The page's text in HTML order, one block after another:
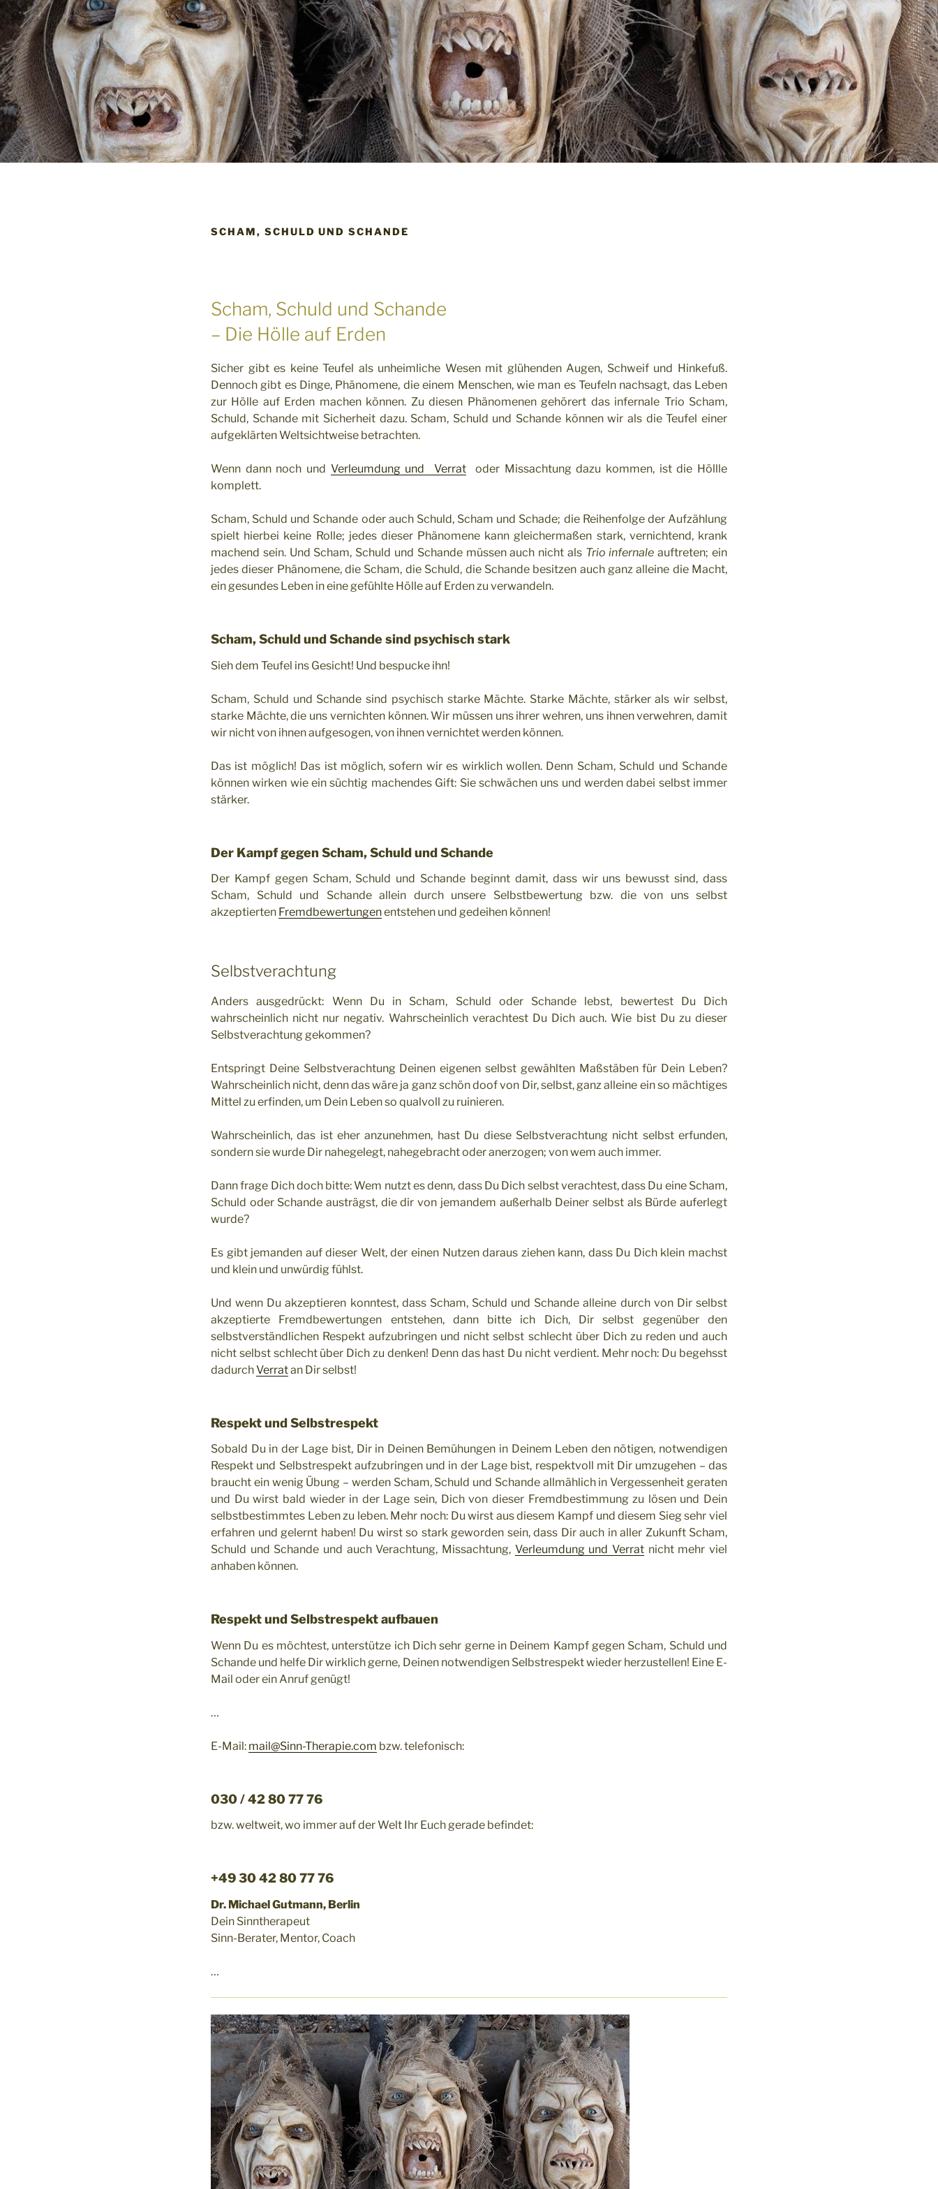
SCHAM, SCHULD UND SCHANDE
Scham, Schuld und Schande
– Die Hölle auf Erden
Sicher gibt es keine Teufel als unheimliche Wesen mit glühenden Augen, Schweif und Hinkefuß.
Dennoch gibt es Dinge, Phänomene, die einem Menschen, wie man es Teufeln nachsagt, das Leben
zur Hölle auf Erden machen können. Zu diesen Phänomenen gehörert das infernale Trio Scham,
Schuld, Schande mit Sicherheit dazu. Scham, Schuld und Schande können wir als die Teufel einer
aufgeklärten Weltsichtweise betrachten.
Wenn dann noch und Verleumdung und Verratoder Missachtung dazu kommen, ist die Höllle
komplett.
Scham, Schuld und Schande oder auch Schuld, Scham und Schade; die Reihenfolge der Aufzählung
spielt hierbei keine Rolle; jedes dieser Phänomene kann gleichermaßen stark, vernichtend, krank
machend sein. Und Scham, Schuld und Schande müssen auch nicht als Trio infernale auftreten; ein
jedes dieser Phänomene, die Scham, die Schuld, die Schande besitzen auch ganz alleine die Macht,
ein gesundes Leben in eine gefühlte Hölle auf Erden zu verwandeln.
Scham, Schuld und Schande sind psychisch stark
Sieh dem Teufel ins Gesicht! Und bespucke ihn!
Scham, Schuld und Schande sind psychisch starke Mächte. Starke Mächte, stärker als wir selbst,
starke Mächte, die uns vernichten können. Wir müssen uns ihrer wehren, uns ihnen verwehren, damit
wir nicht von ihnen aufgesogen, von ihnen vernichtet werden können.
Das ist möglich! Das ist möglich, sofern wir es wirklich wollen. Denn Scham, Schuld und Schande
können wirken wie ein süchtig machendes Gift: Sie schwächen uns und werden dabei selbst immer
stärker.
Der Kampf gegen Scham, Schuld und Schande
Der Kampf gegen Scham, Schuld und Schande beginnt damit, dass wir uns bewusst sind, dass
Scham, Schuld und Schande allein durch unsere Selbstbewertung bzw. die von uns selbst
akzeptierten Fremdbewertungenentstehen und gedeihen können!
Selbstverachtung
Anders ausgedrückt: Wenn Du in Scham, Schuld oder Schande lebst, bewertest Du Dich
wahrscheinlich nicht nur negativ. Wahrscheinlich verachtest Du Dich auch. Wie bist Du zu dieser
Selbstverachtung gekommen?
Entspringt Deine Selbstverachtung Deinen eigenen selbst gewählten Maßstäben für Dein Leben?
Wahrscheinlich nicht, denn das wäre ja ganz schön doof von Dir, selbst, ganz alleine ein so mächtiges
Mittel zu erfinden, um Dein Leben so qualvoll zu ruinieren.
Wahrscheinlich, das ist eher anzunehmen, hast Du diese Selbstverachtung nicht selbst erfunden,
sondern sie wurde Dir nahegelegt, nahegebracht oder anerzogen; von wem auch immer.
Dann frage Dich doch bitte: Wem nutzt es denn, dass Du Dich selbst verachtest, dass Du eine Scham,
Schuld oder Schande austrägst, die dir von jemandem außerhalb Deiner selbst als Bürde auferlegt
wurde?
Es gibt jemanden auf dieser Welt, der einen Nutzen daraus ziehen kann, dass Du Dich klein machst
und klein und unwürdig fühlst.
Und wenn Du akzeptieren konntest, dass Scham, Schuld und Schande alleine durch von Dir selbst
akzeptierte Fremdbewertungen entstehen, dann bitte ich Dich, Dir selbst gegenüber den
selbstverständlichen Respekt aufzubringen und nicht selbst schlecht über Dich zu reden und auch
nicht selbst schlecht über Dich zu denken! Denn das hast Du nicht verdient. Mehr noch: Du begehsst
dadurchVerratan Dir selbst!
Respekt und Selbstrespekt
Sobald Du in der Lage bist, Dir in Deinen Bemühungen in Deinem Leben den nötigen, notwendigen
Respekt und Selbstrespekt aufzubringen und in der Lage bist, respektvoll mit Dir umzugehen – das
braucht ein wenig Übung – werden Scham, Schuld und Schande allmählich in Vergessenheit geraten
und Du wirst bald wieder in der Lage sein, Dich von dieser Fremdbestimmung zu lösen und Dein
selbstbestimmtes Leben zu leben. Mehr noch: Du wirst aus diesem Kampf und diesem Sieg sehr viel
erfahren und gelernt haben! Du wirst so stark geworden sein, dass Dir auch in aller Zukunft Scham,
Schuld und Schande und auch Verachtung, Missachtung, Verleumdung und Verrat nicht mehr viel
anhaben können.
Respekt und Selbstrespekt aufbauen
Wenn Du es möchtest, unterstütze ich Dich sehr gerne in Deinem Kampf gegen Scham, Schuld und
Schande und helfe Dir wirklich gerne, Deinen notwendigen Selbstrespekt wieder herzustellen! Eine E-
Mail oder ein Anruf genügt!
…
E-Mail: mail@Sinn-Therapie.com bzw. telefonisch:
030 / 42 80 77 76
bzw. weltweit, wo immer auf der Welt Ihr Euch gerade befindet:
+49 30 42 80 77 76
Dr. Michael Gutmann, Berlin
Dein Sinntherapeut
Sinn-Berater, Mentor, Coach
…